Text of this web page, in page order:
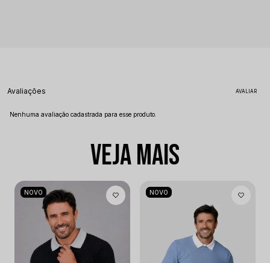
Avaliações
Nenhuma avaliação cadastrada para esse produto.
VEJA MAIS
NOVO NOVO